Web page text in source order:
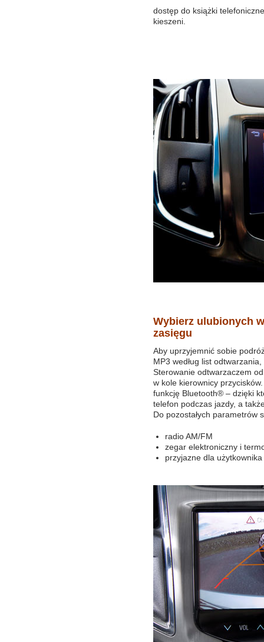
dostęp do książki
kieszeni.
Wybierz ulubionych
zasięgu
Aby uprzyjemnić sobie
MP3 według list
Sterowanie odtwarzaczem
w kole kierownicy
funkcję Bluetooth® – dzięki
telefon podczas jazdy, a
Do pozostałych parametrów
radio AM/FM
zegar elektroniczny i
przyjazne dla